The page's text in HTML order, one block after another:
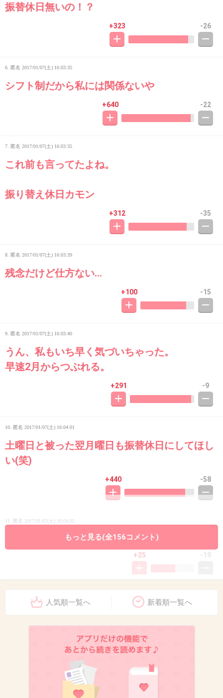
振替休日無いの！？
+323 -26
6. 匿名 2017/01/07(土) 16:03:35
シフト制だから私には関係ないや
+640 -22
7. 匿名 2017/01/07(土) 16:03:35
これ前も言ってたよね。
振り替え休日カモン
+312 -35
8. 匿名 2017/01/07(土) 16:03:39
残念だけど仕方ない...
+100 -15
9. 匿名 2017/01/07(土) 16:03:40
うん、私もいち早く気づいちゃった。
早速2月からつぶれる。
+291 -9
10. 匿名 2017/01/07(土) 16:04:01
土曜日と被った翌月曜日も振替休日にしてほし
い(笑)
+440 -58
11. 匿名 2017/01/07(土) 16:04:02
最悪だ_(:3 」∠)_
+25 -19
2017/01/07(土) 16:04:09
+65
2017/01/07(土) 16:04:11
もっと見る(全156コメント)
人気順一覧へ 新着順一覧へ